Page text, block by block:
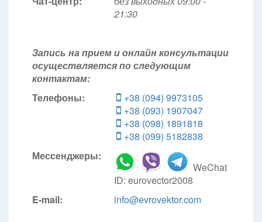
21:30
Запись на прием и онлайн консультации
осуществляется по следующим
контактам:
Телефоны:
+38 (094) 9973105
+38 (093) 1907047
+38 (098) 1891818
+38 (099) 5182838
Мессенджеры:
WeChat
ID: eurovector2008
E-mail:
info@evrovektor.com